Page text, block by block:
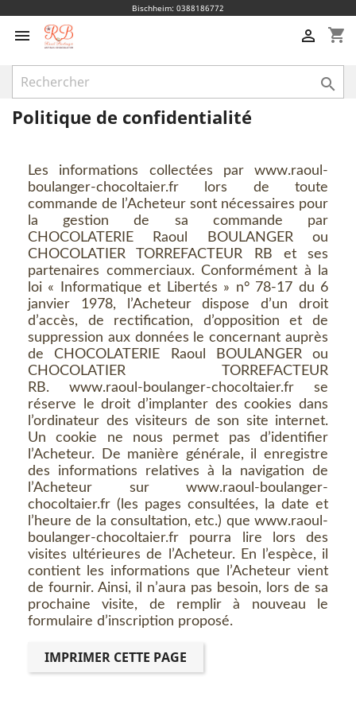
Bischheim: 0388186772
 shopping_cart


Politique de confidentialité
Les informations collectées par www.raoul-
boulanger-chocoltaier.fr lors de toute
commande de l’Acheteur sont nécessaires pour
la gestion de sa commande par
CHOCOLATERIE Raoul BOULANGER ou
CHOCOLATIER TORREFACTEUR RB et ses
partenaires commerciaux. Conformément à la
loi « Informatique et Libertés » n° 78-17 du 6
janvier 1978, l’Acheteur dispose d’un droit
d’accès, de rectification, d’opposition et de
suppression aux données le concernant auprès
de CHOCOLATERIE Raoul BOULANGER ou
CHOCOLATIER TORREFACTEUR
RB. www.raoul-boulanger-chocoltaier.fr se
réserve le droit d’implanter des cookies dans
l’ordinateur des visiteurs de son site internet.
Un cookie ne nous permet pas d’identifier
l’Acheteur. De manière générale, il enregistre
des informations relatives à la navigation de
l’Acheteur sur www.raoul-boulanger-
chocoltaier.fr (les pages consultées, la date et
l’heure de la consultation, etc.) que www.raoul-
boulanger-chocoltaier.fr pourra lire lors des
visites ultérieures de l’Acheteur. En l’espèce, il
contient les informations que l’Acheteur vient
de fournir. Ainsi, il n’aura pas besoin, lors de sa
prochaine visite, de remplir à nouveau le
formulaire d’inscription proposé.